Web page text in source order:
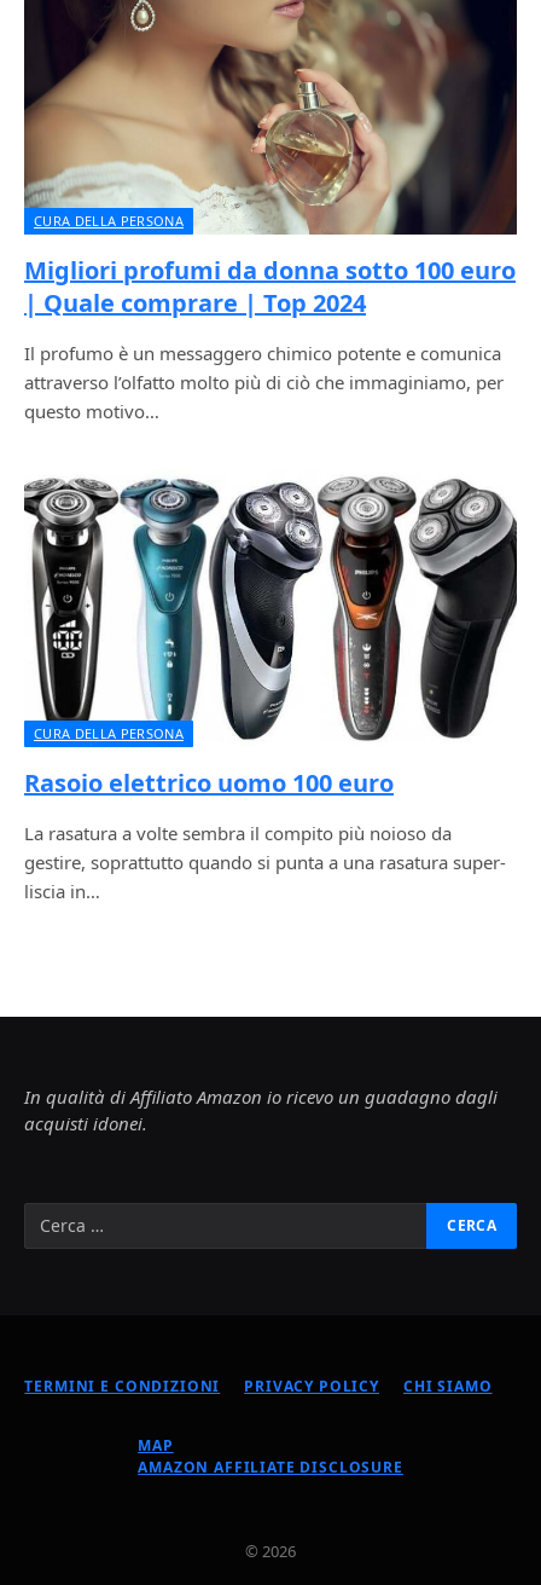
CURA DELLA PERSONA
Migliori profumi da donna sotto 100 euro
| Quale comprare | Top 2024
Il profumo è un messaggero chimico potente e comunica
attraverso l’olfatto molto più di ciò che immaginiamo, per
questo motivo…
CURA DELLA PERSONA
Rasoio elettrico uomo 100 euro
La rasatura a volte sembra il compito più noioso da
gestire, soprattutto quando si punta a una rasatura super-
liscia in…
In qualità di Affiliato Amazon io ricevo un guadagno dagli
acquisti idonei.
TERMINI E CONDIZIONI PRIVACY POLICY CHI SIAMO
MAP
AMAZON AFFILIATE DISCLOSURE
© 2026